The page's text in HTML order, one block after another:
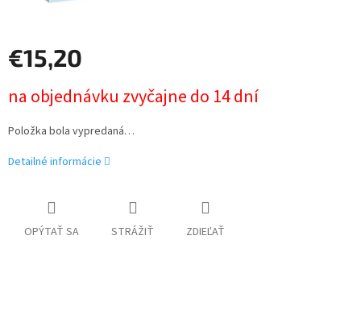
€15,20
cena:
na objednávku zvyčajne do 14 dní
Položka bola vypredaná…
Detailné informácie
OPÝTAŤ SA STRÁŽIŤ ZDIEĽAŤ